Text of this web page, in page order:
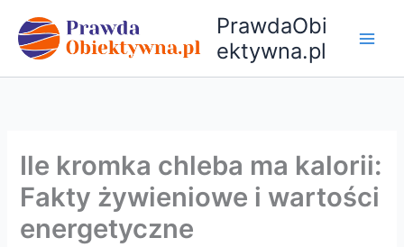
treści
PrawdaObi
ektywna.pl
Ile kromka chleba ma kalorii:
Fakty żywieniowe i wartości
energetyczne